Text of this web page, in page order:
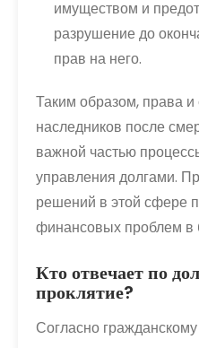
имуществом и
разрушение до
прав на него.
Таким образом, права и
наследников после
важной частью
управления долгами.
решений в этой сфере
финансовых проблем в
Кто отвечает по
проклятие?
Согласно